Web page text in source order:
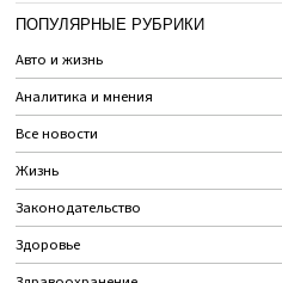
ПОПУЛЯРНЫЕ РУБРИКИ
Авто и жизнь
Аналитика и мнения
Все новости
Жизнь
Законодательство
Здоровье